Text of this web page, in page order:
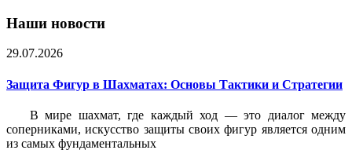
Наши новости
29.07.2026
Защита Фигур в Шахматах: Основы Тактики и Стратегии
В мире шахмат, где каждый ход — это диалог между
соперниками, искусство защиты своих фигур является одним
из самых фундаментальных